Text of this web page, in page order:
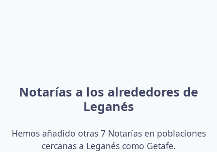
Notarías a los alrededores de
Leganés
Hemos añadido otras 7 Notarías en poblaciones
cercanas a Leganés como Getafe.